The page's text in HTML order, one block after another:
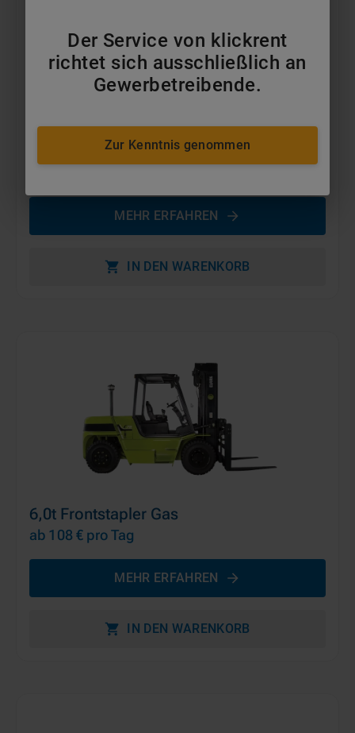
5,5t Frontstapler Gas
MEHR ERFAHREN
IN DEN WARENKORB
6,0t Frontstapler Gas
ab 108 € pro Tag
MEHR ERFAHREN
IN DEN WARENKORB
Der Service von klickrent
richtet sich ausschließlich an
Gewerbetreibende.
Zur Kenntnis genommen